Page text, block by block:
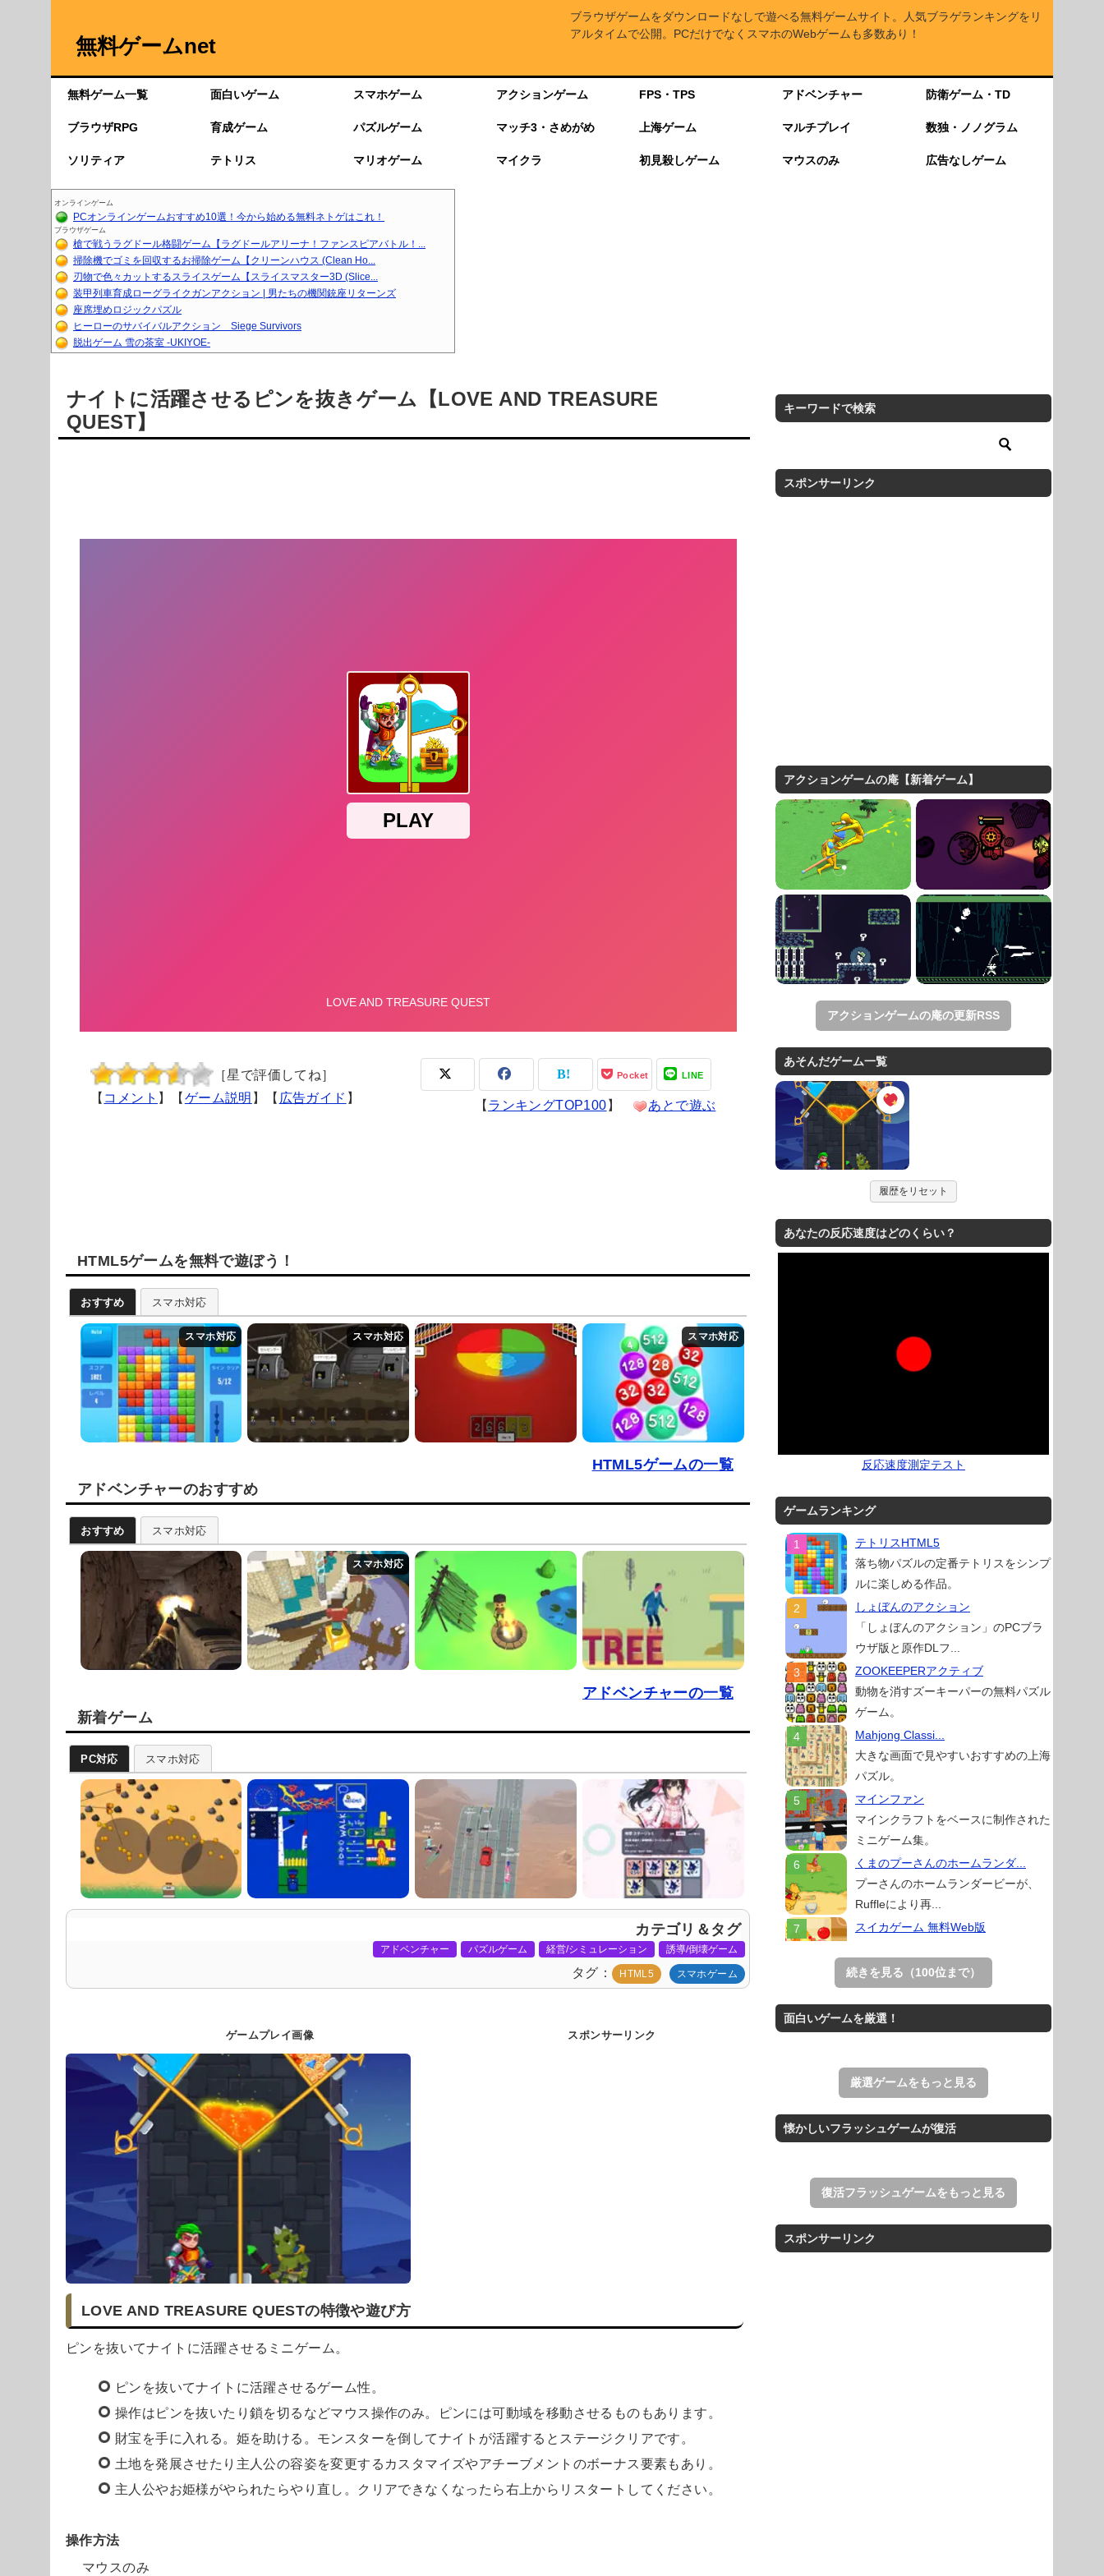
無料ゲームnet
ブラウザゲームをダウンロードなしで遊べる無料ゲームサイト。人気ブラゲランキングをリ
アルタイムで公開。PCだけでなくスマホのWebゲームも多数あり！
無料ゲーム一覧 面白いゲーム スマホゲーム アクションゲーム FPS・TPS アドベンチャー 防衛ゲーム・TD
ブラウザRPG 育成ゲーム パズルゲーム マッチ3・さめがめ 上海ゲーム マルチプレイ 数独・ノノグラム
ソリティア テトリス マリオゲーム マイクラ 初見殺しゲーム マウスのみ 広告なしゲーム
オンラインゲーム
PCオンラインゲームおすすめ10選！今から始める無料ネトゲはこれ！
ブラウザゲーム
槍で戦うラグドール格闘ゲーム【ラグドールアリーナ！ファンスピアバトル！...
掃除機でゴミを回収するお掃除ゲーム【クリーンハウス (Clean Ho...
刃物で色々カットするスライスゲーム【スライスマスター3D (Slice...
装甲列車育成ローグライクガンアクション | 男たちの機関銃座リターンズ
座席埋めロジックパズル
ヒーローのサバイバルアクション Siege Survivors
脱出ゲーム 雪の茶室 -UKIYOE-
ナイトに活躍させるピンを抜きゲーム【LOVE AND TREASURE
QUEST】
［星で評価してね］
【 コメント 】【 ゲーム説明 】【 広告ガイド 】
Pocket LINE
【 ランキングTOP100 】 あとで遊ぶ
HTML5ゲームを無料で遊ぼう！
おすすめ スマホ対応
HTML5ゲームの一覧
アドベンチャーのおすすめ
おすすめ スマホ対応
アドベンチャーの一覧
新着ゲーム
PC対応 スマホ対応
カテゴリ＆タグ
アドベンチャー パズルゲーム 経営/シミュレーション 誘導/倒壊ゲーム
タグ HTML5 スマホゲーム
ゲームプレイ画像 スポンサーリンク
LOVE AND TREASURE QUESTの特徴や遊び方
ピンを抜いてナイトに活躍させるミニゲーム。
ピンを抜いてナイトに活躍させるゲーム性。
操作はピンを抜いたり鎖を切るなどマウス操作のみ。ピンには可動域を移動させるものもあります。
財宝を手に入れる。姫を助ける。モンスターを倒してナイトが活躍するとステージクリアです。
土地を発展させたり主人公の容姿を変更するカスタマイズやアチーブメントのボーナス要素もあり。
主人公やお姫様がやられたらやり直し。クリアできなくなったら右上からリスタートしてください。
操作方法
マウスのみ
キーワードで検索
スポンサーリンク
アクションゲームの庵【新着ゲーム】
アクションゲームの庵の更新RSS
あそんだゲーム一覧
履歴をリセット
あなたの反応速度はどのくらい？
反応速度測定テスト
ゲームランキング
テトリスHTML5
落ち物パズルの定番テトリスをシンプ
ルに楽しめる作品。
しょぼんのアクション
「しょぼんのアクション」のPCブラ
ウザ版と原作DLフ...
ZOOKEEPERアクティブ
動物を消すズーキーパーの無料パズル
ゲーム。
Mahjong Classi...
大きな画面で見やすいおすすめの上海
パズル。
マインファン
マインクラフトをベースに制作された
ミニゲーム集。
くまのプーさんのホームランダ...
プーさんのホームランダービーが、
Ruffleにより再...
スイカゲーム 無料Web版
無料Web版。
Mahjong Real
リアルな麻雀牌を使う18種類の上海
ゲーム。
王国を構築していく放置系のシミュレ
ーションゲーム。
アローアウト
すべての矢印を画面外へ導くパズルゲ
続きを見る（100位まで）
面白いゲームを厳選！
厳選ゲームをもっと見る
懐かしいフラッシュゲームが復活
復活フラッシュゲームをもっと見る
スポンサーリンク